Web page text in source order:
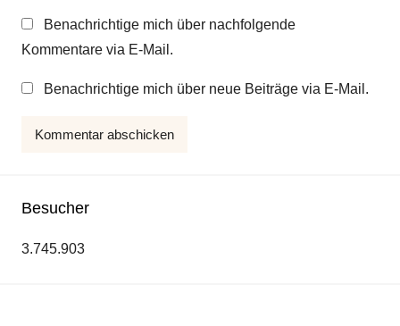
Benachrichtige mich über nachfolgende
Kommentare via E-Mail.
Benachrichtige mich über neue Beiträge via E-Mail.
Besucher
3.745.903